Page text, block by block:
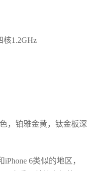
核1.2GHz
，铂雅金黄，钛金板深
6类似的地区，